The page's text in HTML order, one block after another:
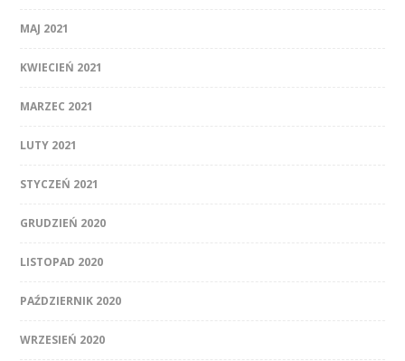
MAJ 2021
KWIECIEŃ 2021
MARZEC 2021
LUTY 2021
STYCZEŃ 2021
GRUDZIEŃ 2020
LISTOPAD 2020
PAŹDZIERNIK 2020
WRZESIEŃ 2020